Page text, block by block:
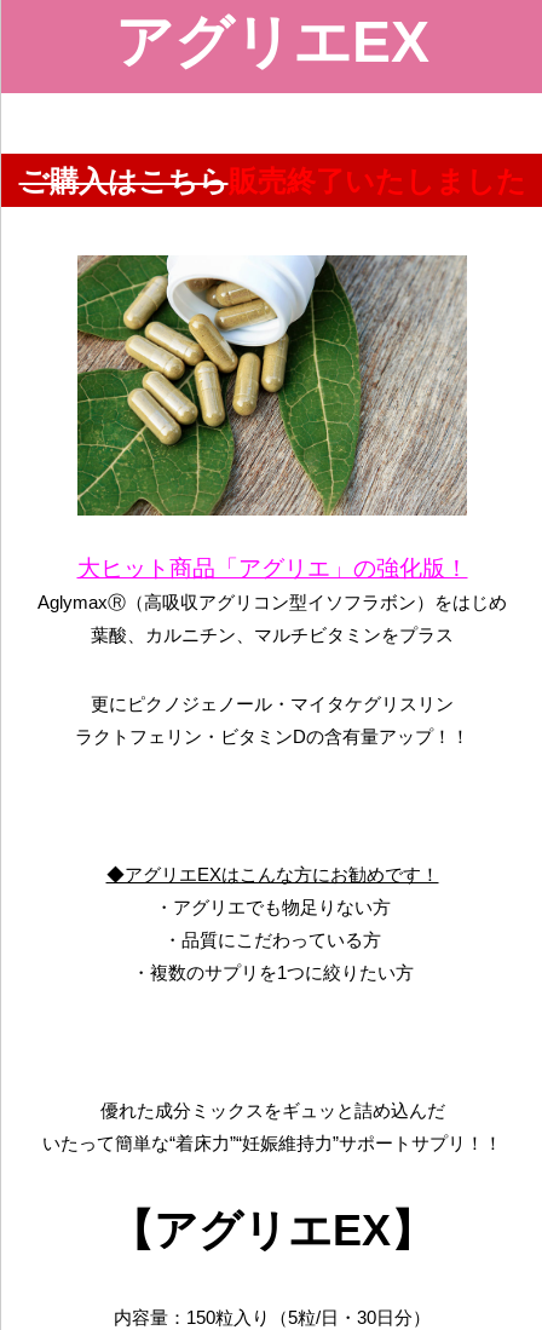
アグリエEX
ご購入はこちら販売終了いたしました
大ヒット商品「アグリエ」の強化版！
AglymaxⓇ（高吸収アグリコン型イソフラボン）をはじめ
葉酸、カルニチン、マルチビタミンをプラス
更にピクノジェノール・マイタケグリスリン
ラクトフェリン・ビタミンDの含有量アップ！！
◆アグリエEXはこんな方にお勧めです！
・アグリエでも物足りない方
・品質にこだわっている方
・複数のサプリを1つに絞りたい方
優れた成分ミックスをギュッと詰め込んだ
いたって簡単な“着床力”“妊娠維持力”サポートサプリ！！
【アグリエEX】
内容量：150粒入り（5粒/日・30日分）